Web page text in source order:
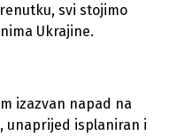
svi stojimo
Ukrajine.
izazvan napad na
unaprijed isplaniran i